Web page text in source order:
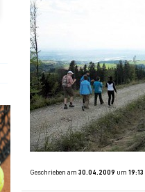
Geschrieben am 30.04.2009 um 19:13